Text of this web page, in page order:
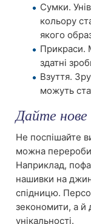
Сумки.
кольору
якого
Прикраси.
здатні
Взуття.
можуть
Дайте
Не поспішайте
можна
Наприклад,
нашивки на
спідницю.
зекономити, а
унікальності.